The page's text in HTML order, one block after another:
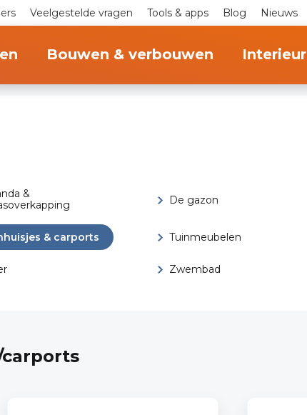
Veelgestelde vragen Tools & apps Blog Nieuws
Bouwen & verbouwen Interieur
&
De gazon
& carports Tuinmeubelen
Zwembad